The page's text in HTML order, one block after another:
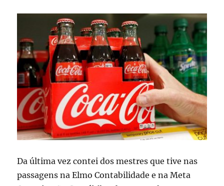
Da última vez contei dos mestres que tive nas
passagens na Elmo Contabilidade e na Meta